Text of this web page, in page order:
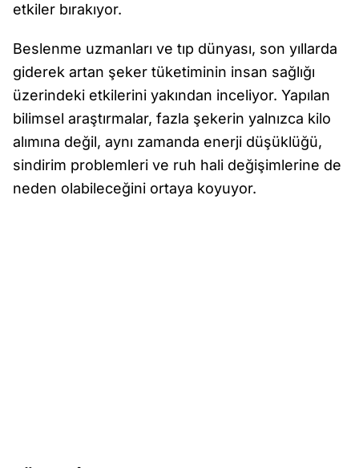
etkiler bırakıyor.
Beslenme uzmanları ve tıp dünyası, son yıllarda
giderek artan şeker tüketiminin insan sağlığı
üzerindeki etkilerini yakından inceliyor. Yapılan
bilimsel araştırmalar, fazla şekerin yalnızca kilo
alımına değil, aynı zamanda enerji düşüklüğü,
sindirim problemleri ve ruh hali değişimlerine de
neden olabileceğini ortaya koyuyor.